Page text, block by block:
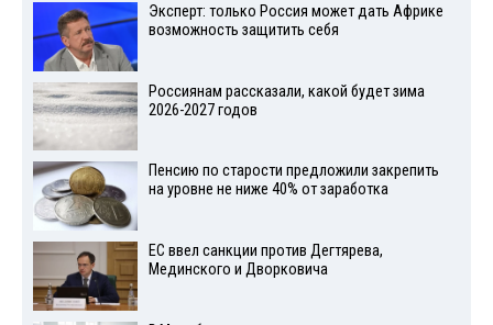
Эксперт: только Россия может дать Африке
возможность защитить себя
Россиянам рассказали, какой будет зима
2026-2027 годов
Пенсию по старости предложили закрепить
на уровне не ниже 40% от заработка
ЕС ввел санкции против Дегтярева,
Мединского и Дворковича